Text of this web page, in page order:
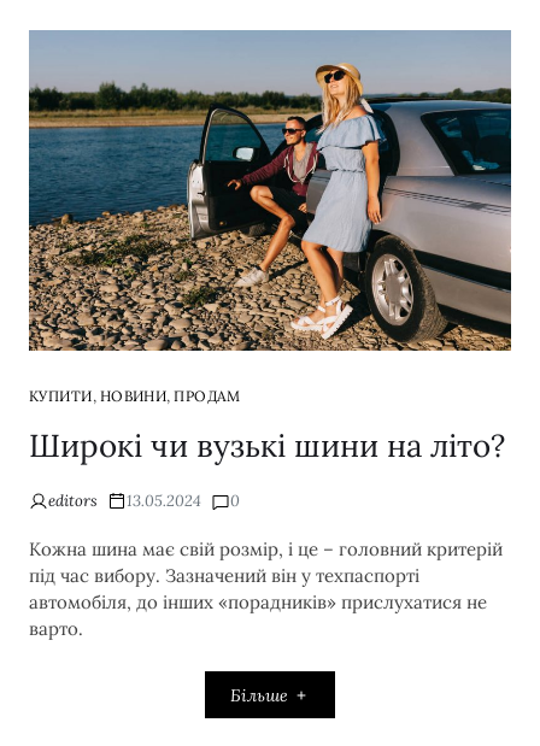
КУПИТИ, НОВИНИ,ПРОДАМ
Широкі чи вузькі шини на літо?
editors 13.05.2024 0
Кожна шина має свій розмір, і це – головний критерій
під час вибору. Зазначений він у техпаспорті
автомобіля, до інших «порадників» прислухатися не
варто.
Більше